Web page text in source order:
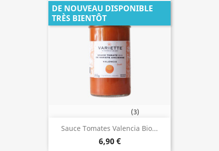
Sauce Tomates Valencia Bio...
6,90 €
(3)
DE NOUVEAU DISPONIBLE
TRÈS BIENTÔT